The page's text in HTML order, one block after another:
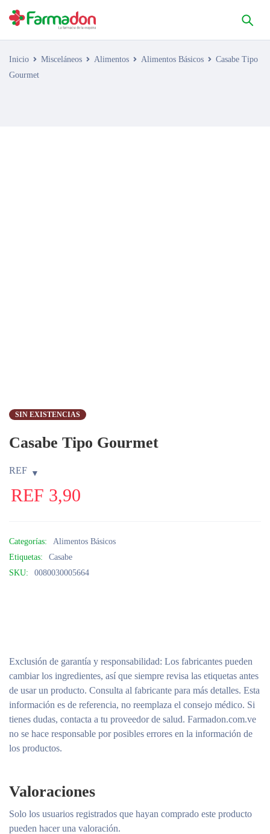
Inicio Misceláneos Alimentos Alimentos Básicos
Casabe Tipo
Gourmet
SIN EXISTENCIAS
Casabe Tipo Gourmet
REF
REF 3,90
Categorías:
Alimentos Básicos
Etiquetas:
Casabe
SKU:
0080030005664
Exclusión de garantía y responsabilidad: Los fabricantes pueden
cambiar los ingredientes, así que siempre revisa las etiquetas antes
de usar un producto. Consulta al fabricante para más detalles. Esta
información es de referencia, no reemplaza el consejo médico. Si
tienes dudas, contacta a tu proveedor de salud. Farmadon.com.ve
no se hace responsable por posibles errores en la información de
los productos.
Valoraciones
Solo los usuarios registrados que hayan comprado este producto
pueden hacer una valoración.